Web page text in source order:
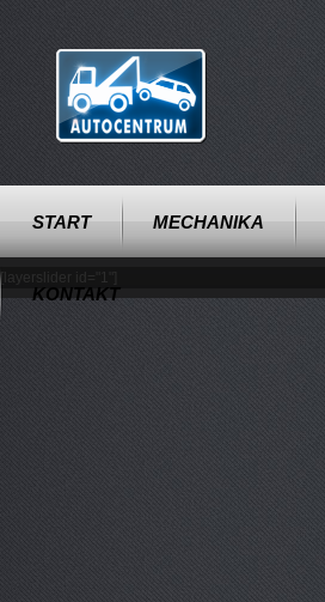
START MECHANIKA
KONTAKT
[layerslider id="1"]